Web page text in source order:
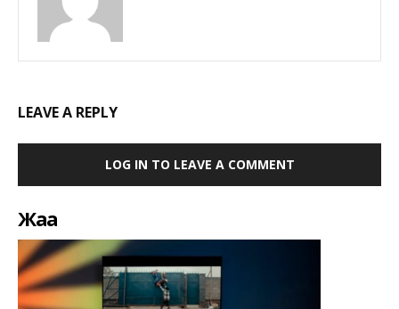
LEAVE A REPLY
LOG IN TO LEAVE A COMMENT
Жаңа